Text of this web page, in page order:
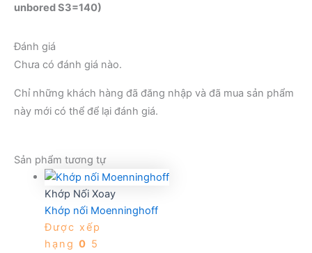
unbored S3=140)
Đánh giá
Chưa có đánh giá nào.
Chỉ những khách hàng đã đăng nhập và đã mua sản phẩm
này mới có thể để lại đánh giá.
Sản phẩm tương tự
Khớp Nối Xoay
Khớp nối Moenninghoff
Được xếp
hạng 0 5